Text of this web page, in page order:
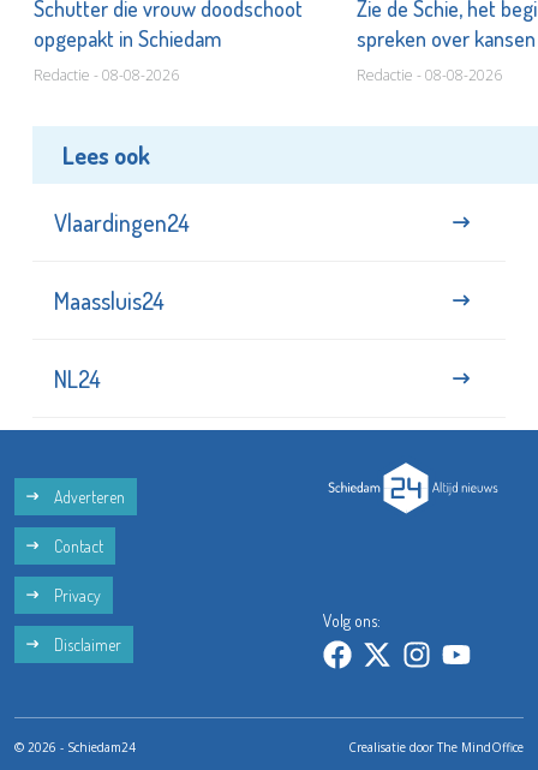
Schutter die vrouw doodschoot
opgepakt in Schiedam
Redactie - 08-08-2026
Zie de Schie, het
spreken over
Redactie - 08-08-2026
Lees ook
Vlaardingen24
Maassluis24
NL24
Adverteren
Contact
Privacy
Disclaimer
Volg ons:
© 2026 - Schiedam24 Crealisatie doorThe MindOffice